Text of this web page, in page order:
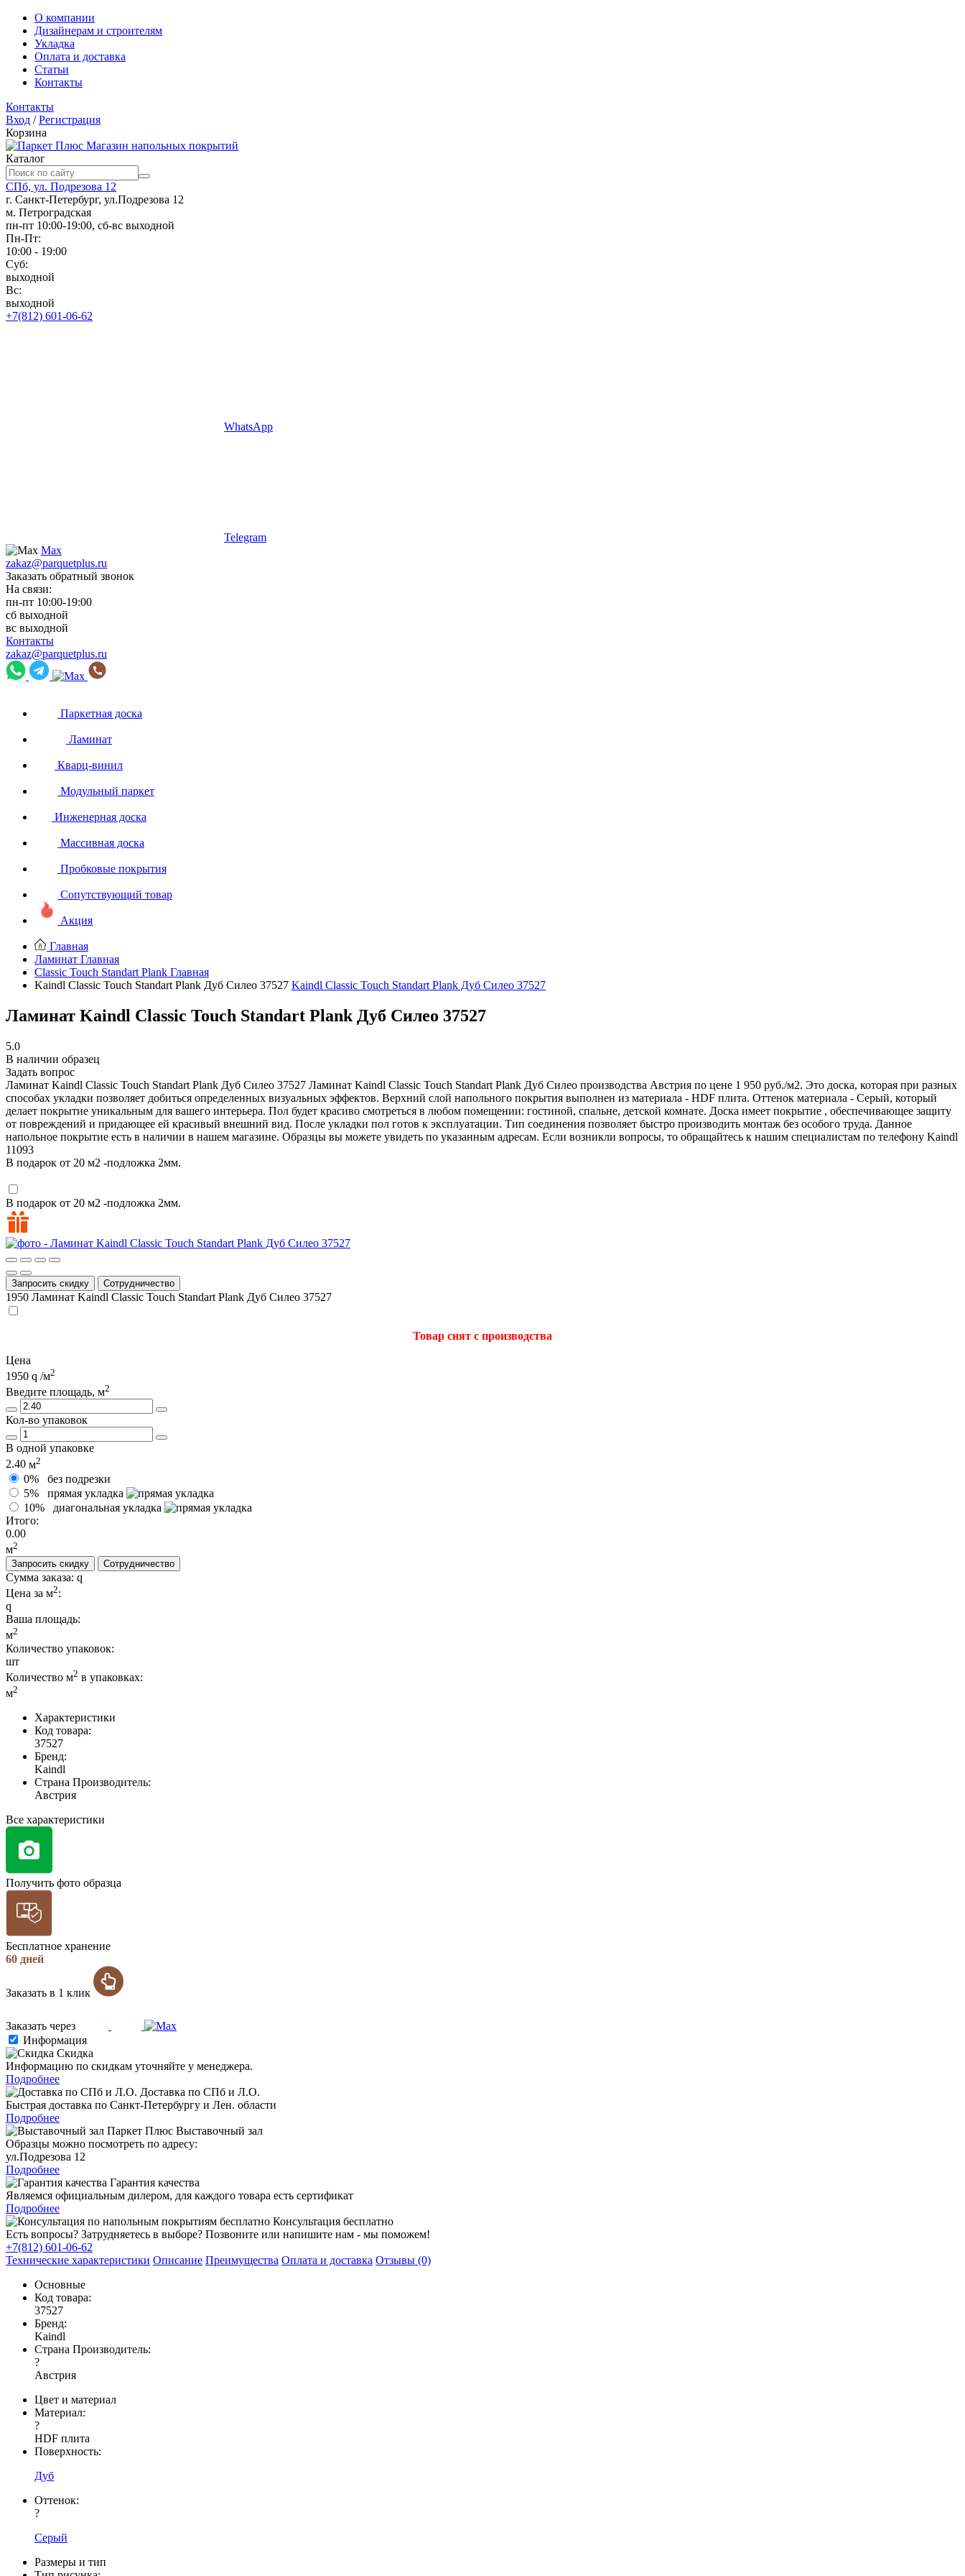
О компании
Дизайнерам и строителям
Укладка
Оплата и доставка
Статьи
Контакты
Контакты
Вход /Регистрация
Корзина
Магазин напольных покрытий
Каталог
СПб, ул. Подрезова 12
г. Санкт-Петербург, ул.Подрезова 12
м. Петроградская
пн-пт 10:00-19:00, сб-вс выходной
Пн-Пт:
10:00 - 19:00
Суб:
выходной
Вс:
выходной
+7(812) 601-06-62
WhatsApp
Telegram
Max
zakaz@parquetplus.ru
Заказать обратный звонок
На связи:
пн-пт 10:00-19:00
сб выходной
вс выходной
Контакты
zakaz@parquetplus.ru
Паркетная доска
Ламинат
Кварц-винил
Модульный паркет
Инженерная доска
Массивная доска
Пробковые покрытия
Сопутствующий товар
Акция
Главная
Ламинат Главная
Classic Touch Standart Plank Главная
Kaindl Classic Touch Standart Plank Дуб Силео 37527 Kaindl Classic Touch Standart Plank Дуб Силео 37527
Ламинат Kaindl Classic Touch Standart Plank Дуб Силео 37527
5.0
В наличии образец
Задать вопрос
Ламинат Kaindl Classic Touch Standart Plank Дуб Силео 37527 Ламинат Kaindl Classic Touch Standart Plank Дуб Силео производства Австрия по цене 1 950 руб./м2. Это доска, которая при разных
способах укладки позволяет добиться определенных визуальных эффектов. Верхний слой напольного покрытия выполнен из материала - HDF плита. Оттенок материала - Серый, который
делает покрытие уникальным для вашего интерьера. Пол будет красиво смотреться в любом помещении: гостиной, спальне, детской комнате. Доска имеет покрытие , обеспечивающее защиту
от повреждений и придающее ей красивый внешний вид. После укладки пол готов к эксплуатации. Тип соединения позволяет быстро производить монтаж без особого труда. Данное
напольное покрытие есть в наличии в нашем магазине. Образцы вы можете увидеть по указанным адресам. Если возникли вопросы, то обращайтесь к нашим специалистам по телефону Kaindl
11093
В подарок от 20 м2 -подложка 2мм.
В подарок от 20 м2 -подложка 2мм.
Запросить скидку Сотрудничество
1950 Ламинат Kaindl Classic Touch Standart Plank Дуб Силео 37527
Товар снят с производства
Цена
1950
/м2
Введите площадь, м2
Кол-во упаковок
В одной упаковке
2.40 м2
0% без подрезки
5% прямая укладка
10% диагональная укладка
Итого:
0.00
м2
Запросить скидку
Сотрудничество
Сумма заказа:
Цена за м2:
Ваша площадь:
м2
Количество упаковок:
шт
Количество м2 в упаковках:
м2
Характеристики
Код товара:
37527
Бренд:
Kaindl
Страна Производитель:
Австрия
Все характеристики
Получить фото образца
Бесплатное хранение
60 дней
Заказать в 1 клик
Заказать через
Информация
Скидка
Информацию по скидкам уточняйте у менеджера.
Подробнее
Доставка по СПб и Л.О.
Быстрая доставка по Санкт-Петербургу и Лен. области
Подробнее
Выставочный зал
Образцы можно посмотреть по адресу:
ул.Подрезова 12
Подробнее
Гарантия качества
Являемся официальным дилером, для каждого товара есть сертификат
Подробнее
Консультация бесплатно
Есть вопросы? Затрудняетесь в выборе? Позвоните или напишите нам - мы поможем!
+7(812) 601-06-62
Технические характеристики Описание Преимущества Оплата и доставка Отзывы (0)
Основные
Код товара:
37527
Бренд:
Kaindl
Страна Производитель:
?
Австрия
Цвет и материал
Материал:
?
HDF плита
Поверхность:
Дуб
Оттенок:
?
Серый
Размеры и тип